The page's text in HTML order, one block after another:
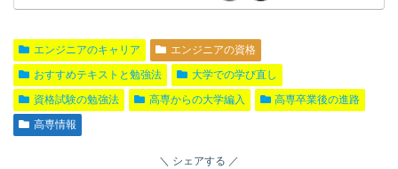
エンジニアのキャリア
エンジニアの資格
おすすめテキストと勉強法
大学での学び直し
資格試験の勉強法
高専からの大学編入
高専卒業後の進路
高専情報
シェアする